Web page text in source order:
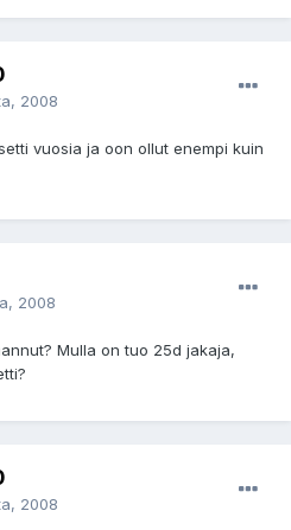
2008
vuosia ja oon ollut enempi kuin
2008
Mulla on tuo 25d jakaja,
2008